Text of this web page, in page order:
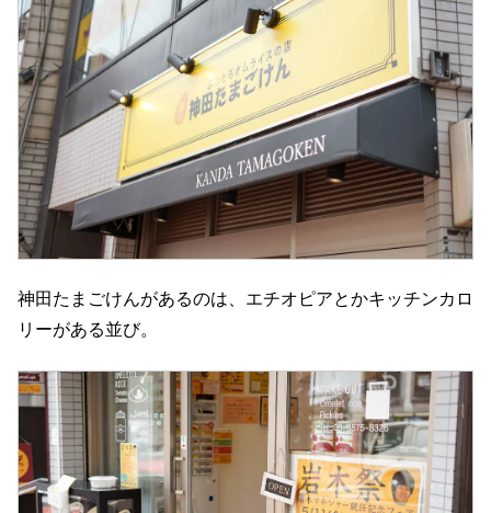
神田たまごけんがあるのは、エチオピアとかキッチンカロ
リーがある並び。